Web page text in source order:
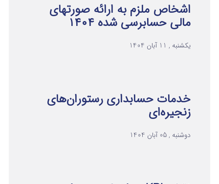
اشخاص ملزم به ارائه صورتهای
مالی حسابرسی شده ۱۴۰۴
یکشنبه , 11 آبان 1404
خدمات حسابداری رستوران‌های
زنجیره‌ای
دوشنبه , 05 آبان 1404